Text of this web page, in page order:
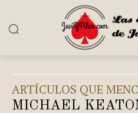
ARTÍCULOS QUE
MICHAEL